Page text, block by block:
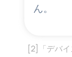
ん。
[2]「デバイ